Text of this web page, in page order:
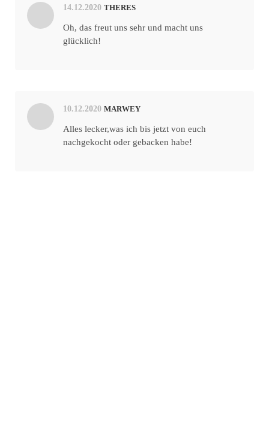
14.12.2020 THERES
Oh, das freut uns sehr und macht uns
glücklich!
10.12.2020 MARWEY
Alles lecker,was ich bis jetzt von euch
nachgekocht oder gebacken habe!